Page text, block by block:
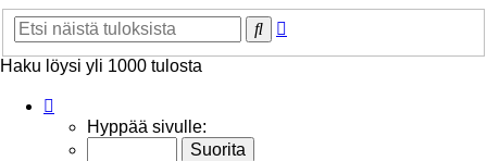
Etsi
Haku löysi yli 1000 tulosta
20 Hyppää sivulle: